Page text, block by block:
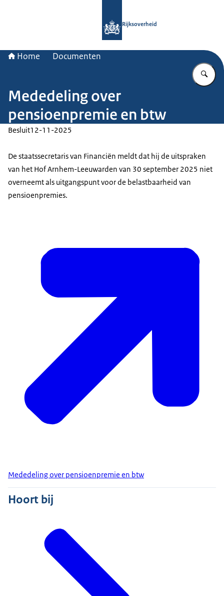
Rijksoverheid
Home Documenten
Mededeling over
pensioenpremie en btw
Besluit12-11-2025
De staatssecretaris van Financiën meldt dat hij de uitspraken
van het Hof Arnhem-Leeuwarden van 30 september 2025 niet
overneemt als uitgangspunt voor de belastbaarheid van
pensioenpremies.
Mededeling over pensioenpremie en btw
Hoort bij